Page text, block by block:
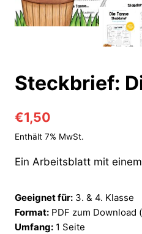
Steckbrief:
€1,50
Enthält 7% MwSt.
Ein Arbeitsblatt mit
Geeignet für: 3. & 4. Klasse
Format: PDF zum Download
Umfang: 1 Seite